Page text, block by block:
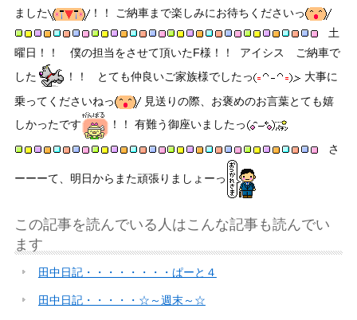
ました
！！ ご納車まで楽しみにお待ちくださいっ
土
曜日！！ 僕の担当をさせて頂いたF様！！
アイシス ご納車で
した
！！ とても仲良いご家族様でしたっ
大事に
乗ってくださいねっ
見送りの際、お褒めのお言葉とても嬉
しかったです
！！ 有難う御座いましたっ
さ
ーーーて、明日からまた頑張りましょーっ
この記事を読んでいる人はこんな記事も読んでい
ます
田中日記・・・・・・・・ぱーと４
田中日記・・・・・☆～週末～☆